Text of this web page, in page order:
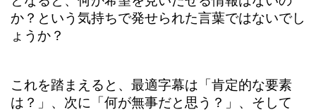
か？という気持ちで発せられた言葉ではないでし
ょうか？
これを踏まえると、最適字幕は「肯定的な要素
は？」、次に「何が無事だと思う？」、そして